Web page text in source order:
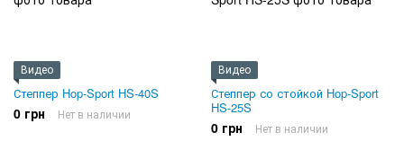
Видео
Степпер Hop-Sport HS-40S
0 грн Нет в наличии
Видео
Степпер со стойкой Hop-Sport
HS-25S
0 грн Нет в наличии